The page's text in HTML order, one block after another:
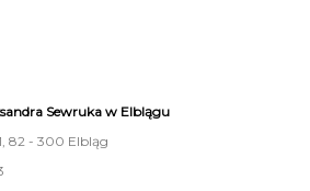
Sewruka w Elblągu
82 - 300 Elbląg